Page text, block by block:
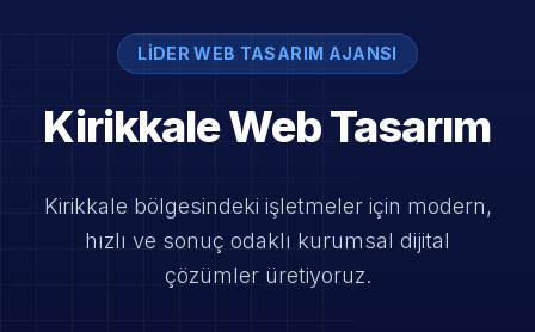
LIDER WEB TASARIM AJANSI
Kirikkale Web Tasarım
Kirikkale bölgesindeki işletmeler için modern,
hızlı ve sonuç odaklı kurumsal dijital
çözümler üretiyoruz.